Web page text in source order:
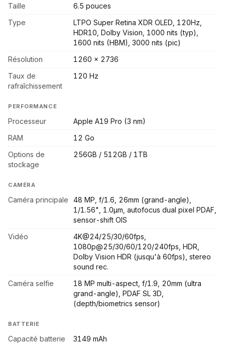
Taille
6.5 pouces
Type
LTPO Super Retina XDR OLED, 120Hz,
HDR10, Dolby Vision, 1000 nits (typ),
1600 nits (HBM), 3000 nits (pic)
Résolution
1260 x 2736
Taux de
rafraîchissement
120 Hz
PERFORMANCE
Processeur
Apple A19 Pro (3 nm)
RAM
12 Go
Options de
stockage
256GB / 512GB / 1TB
CAMÉRA
Caméra principale
48 MP, f/1.6, 26mm (grand-angle),
1/1.56", 1.0µm, autofocus dual pixel PDAF,
sensor-shift OIS
Vidéo
4K@24/25/30/60fps,
1080p@25/30/60/120/240fps, HDR,
Dolby Vision HDR (jusqu'à 60fps), stereo
sound rec.
Caméra selfie
18 MP multi-aspect, f/1.9, 20mm (ultra
grand-angle), PDAF SL 3D,
(depth/biometrics sensor)
BATTERIE
Capacité batterie
3149 mAh